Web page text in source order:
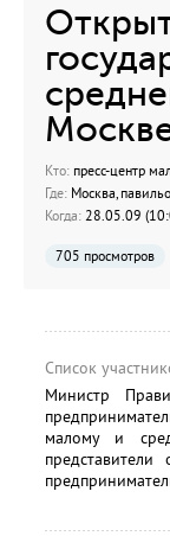
Кто: пресс-центр
Где: Москва,
Когда: 28.05.09
705 просмотров
Список
Министр
малому и